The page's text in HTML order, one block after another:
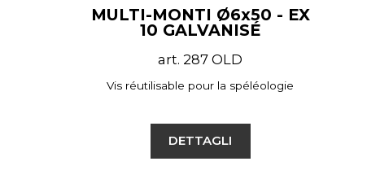
MULTI-MONTI Ø6x50 - EX
10 GALVANISÉ
art. 287 OLD
Vis réutilisable pour la spéléologie
DETTAGLI